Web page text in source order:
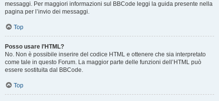
messaggi. Per maggiori informazioni sul BBCode leggi la guida presente nella
pagina per l’invio dei messaggi.
Top
Posso usare l’HTML?
No. Non è possibile inserire del codice HTML e ottenere che sia interpretato
come tale in questo Forum. La maggior parte delle funzioni dell’HTML può
essere sostituita dal BBCode.
Top